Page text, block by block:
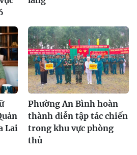
Lai
Phường An Bình hoàn
thành diễn tập tác chiến
trong khu vực phòng
thủ